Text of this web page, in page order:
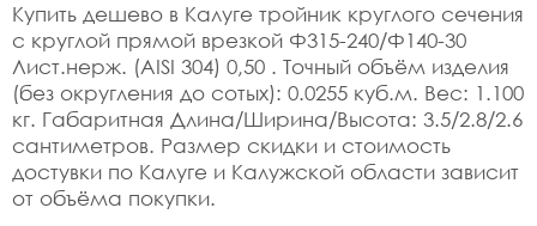
Купить дешево в Калуге тройник круглого сечения
с круглой прямой врезкой Ф315-240/Ф140-30
Лист.нерж. (AISI 304) 0,50 . Точный объём изделия
(без округления до сотых): 0.0255 куб.м. Вес: 1.100
кг. Габаритная Длина/Ширина/Высота: 3.5/2.8/2.6
сантиметров. Размер скидки и стоимость
достувки по Калуге и Калужской области зависит
от объёма покупки.